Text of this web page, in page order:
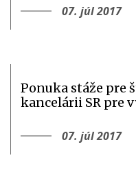
07. júl 2017
Ponuka stáže pre
kancelárii SR pre
07. júl 2017